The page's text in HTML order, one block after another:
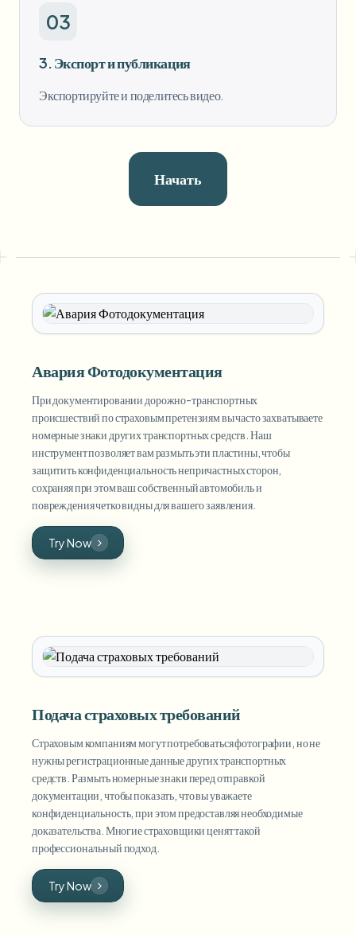
03
3. Экспорт и публикация
Экспортируйте и поделитесь видео.
Начать
Авария Фотодокументация
При документировании дорожно-транспортных
происшествий по страховым претензиям вы часто захватываете
номерные знаки других транспортных средств. Наш
инструмент позволяет вам размыть эти пластины, чтобы
защитить конфиденциальность непричастных сторон,
сохраняя при этом ваш собственный автомобиль и
повреждения четко видны для вашего заявления.
Try Now
Подача страховых требований
Страховым компаниям могут потребоваться фотографии, но не
нужны регистрационные данные других транспортных
средств. Размыть номерные знаки перед отправкой
документации, чтобы показать, что вы уважаете
конфиденциальность, при этом предоставляя необходимые
доказательства. Многие страховщики ценят такой
профессиональный подход.
Try Now